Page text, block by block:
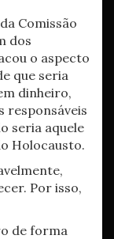
Comissão
dos
o aspecto
que seria
dinheiro,
responsáveis
seria aquele
Holocausto.
Por isso,
de forma